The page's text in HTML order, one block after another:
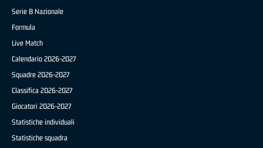
Serie B Nazionale
Formula
Live Match
Calendario 2026-2027
Squadre 2026-2027
Classifica 2026-2027
Giocatori 2026-2027
Statistiche individuali
Statistiche squadra